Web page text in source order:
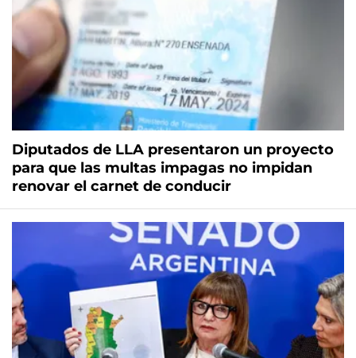
Diputados de LLA presentaron un proyecto
para que las multas impagas no impidan
renovar el carnet de conducir